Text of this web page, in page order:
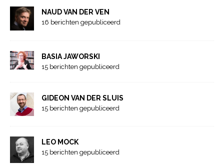
NAUD VAN DER VEN
16 berichten gepubliceerd
BASIA JAWORSKI
15 berichten gepubliceerd
GIDEON VAN DER SLUIS
15 berichten gepubliceerd
LEO MOCK
15 berichten gepubliceerd